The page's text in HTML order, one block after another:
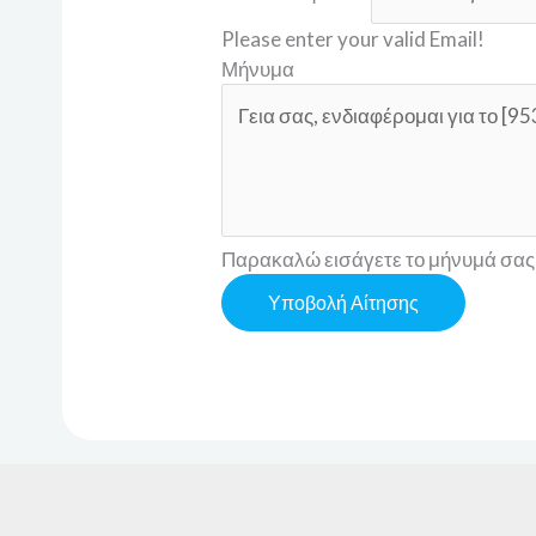
Please enter your valid Email!
Μήνυμα
Παρακαλώ εισάγετε το μήνυμά
Υποβολή Αίτησης